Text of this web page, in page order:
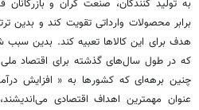
به تولید کنندگان، صنعت گران و
برابر محصولات وارداتی تقویت کند و بدین
هدف برای این کالاها تعبیه کند. بدین سبب
که در طول سال‌های گذشته برای اقتصاد
چنین برهه‌ای که کشورها به « افزایش
عنوان مهمترین اهداف اقتصادی